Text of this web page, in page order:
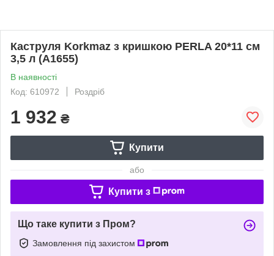
Каструля Korkmaz з кришкою PERLA 20*11 см
3,5 л (A1655)
В наявності
Код: 610972
Роздріб
1 932 ₴
Купити
або
Купити з
Що таке купити з Пром?
Замовлення під захистом